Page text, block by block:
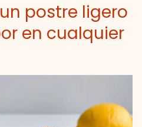
postre ligero
en cualquier